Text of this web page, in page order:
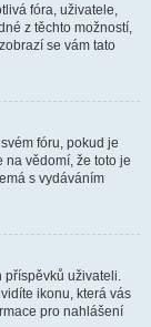
fóra, uživatele,
z těchto možností,
se vám tato
fóru, pokud je
na vědomí, že toto je
s vydáváním
příspěvků uživateli.
ikonu, která vás
pro nahlášení